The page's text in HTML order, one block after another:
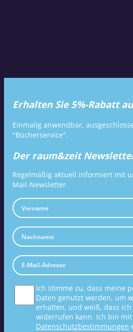
Erhalten Sie 5%-Rabatt
Einmalig anwendbar,
"Bücherservice".
Der raum&zeit
Regelmäßig aktuell informiert mit
Mail-Newsletter.
Ich stimme zu, dass meine
Daten genutzt werden, um
erhalten, und weiß, dass
widerrufen kann. Ich bin
Datenschutzbestimmungen